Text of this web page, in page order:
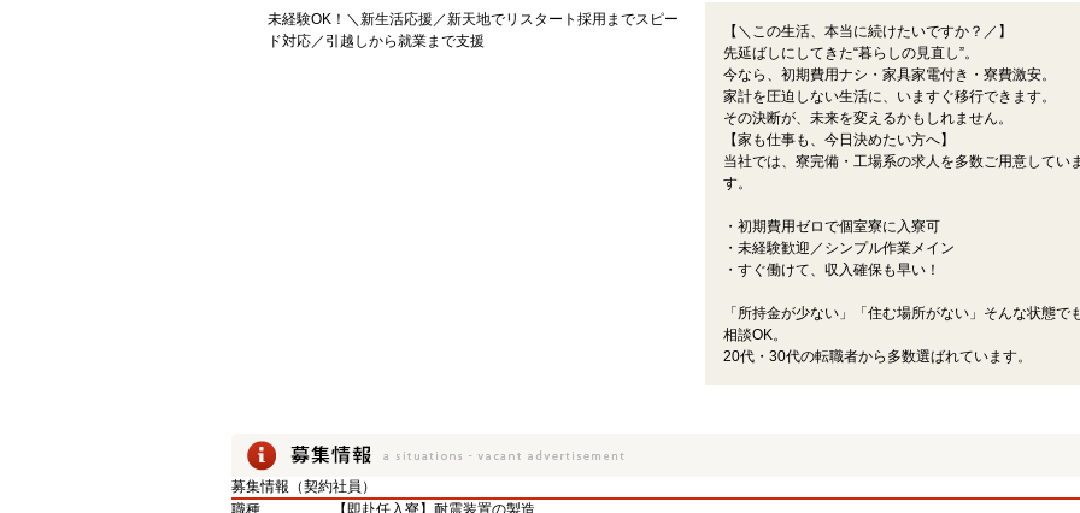
未経験OK！＼新生活応援／新天地でリスタート採用までスピー
ド対応／引越しから就業まで支援
【＼この生活、本当に続けたいですか？／】
先延ばしにしてきた“暮らしの見直し”。
今なら、初期費用ナシ・家具家電付き・寮費激安。
家計を圧迫しない生活に、いますぐ移行できます。
その決断が、未来を変えるかもしれません。
【家も仕事も、今日決めたい方へ】
当社では、寮完備・工場系の求人を多数ご用意してい
す。
・初期費用ゼロで個室寮に入寮可
・未経験歓迎／シンプル作業メイン
・すぐ働けて、収入確保も早い！
「所持金が少ない」「住む場所がない」そんな状態で
相談OK。
20代・30代の転職者から多数選ばれています。
募集情報（契約社員）
職種
【即赴任入寮】耐震装置の製造